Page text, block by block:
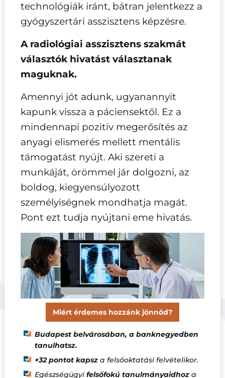
technológiák iránt, bátran jelentkezz a
gyógyszertári asszisztens képzésre.
A radiológiai asszisztens szakmát
választók hivatást választanak
maguknak.
Amennyi jót adunk, ugyanannyit
kapunk vissza a páciensektől. Ez a
mindennapi pozitív megerősítés az
anyagi elismerés mellett mentális
támogatást nyújt. Aki szereti a
munkáját, örömmel jár dolgozni, az
boldog, kiegyensúlyozott
személyiségnek mondhatja magát.
Pont ezt tudja nyújtani eme hivatás.
Miért érdemes hozzánk jönnöd?
Budapest belvárosában, a banknegyedben
tanulhatsz.
+32 pontot kapsza felsőoktatási felvételikor.
Egészségügyifelsőfokú tanulmányaidhoz a